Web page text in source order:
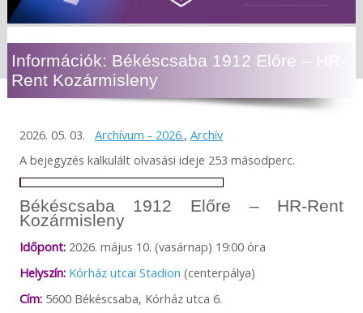
Információk: Békéscsaba 1912 Előre – HR-
Rent Kozármisleny
2026. 05. 03. Archívum - 2026., Archív
A bejegyzés kalkulált olvasási ideje 253 másodperc.
Békéscsaba 1912 Előre – HR-Rent
Kozármisleny
Időpont:2026. május 10. (vasárnap) 19:00 óra
Helyszín: Kórház utcai Stadion (centerpálya)
Cím:5600 Békéscsaba, Kórház utca 6.